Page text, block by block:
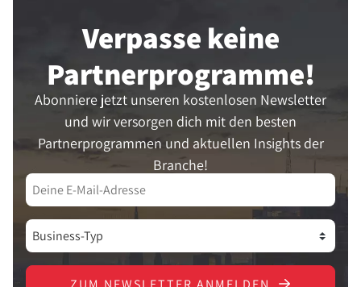
Verpasse keine
Partner­programme!
Abonniere jetzt unseren kostenlosen Newsletter
und wir versorgen dich mit den besten
Partnerprogrammen und aktuellen Insights der
Branche!